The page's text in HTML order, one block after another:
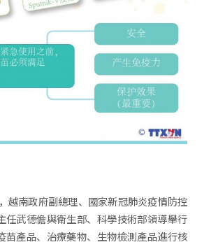
越南政府副總理、國家新冠肺炎疫情防控
任武德儋與衛生部、科學技術部領導舉行
苗產品、治療藥物、生物檢測產品進行核